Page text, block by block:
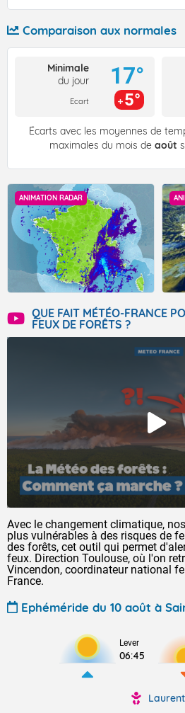
Comparaison aux normales
Minimale
du jour
Ecart
17°
5°
Écarts avec les moyennes de
maximales du mois de août
ANIMATION RADAR
QUE FAIT MÉTÉO-FRANCE
FEUX DE FORÊTS ?
Avec le changement climatique,
plus vulnérables à des risques de
des forêts, cet outil qui permet
feux. Direction Toulouse, où l'on
Vincendon, coordinateur national
France.
Ephéméride du 10 août à
Lever
06:45
Laurent